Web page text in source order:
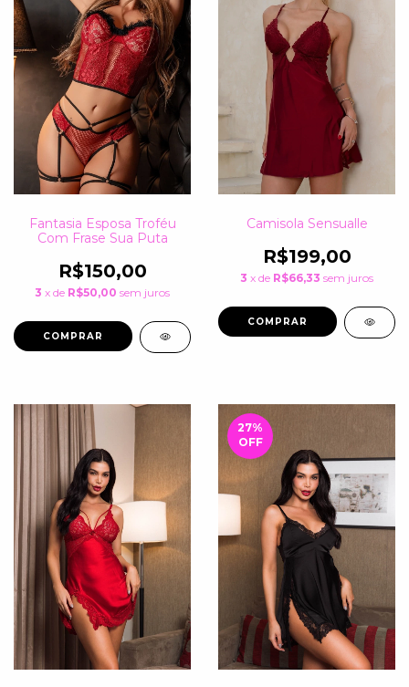
Fantasia Esposa Troféu
Com Frase Sua Puta
R$150,00
3 x de R$50,00 sem juros
COMPRAR
Camisola Sensualle
R$199,00
3 x de R$66,33 sem juros
COMPRAR
27%
OFF